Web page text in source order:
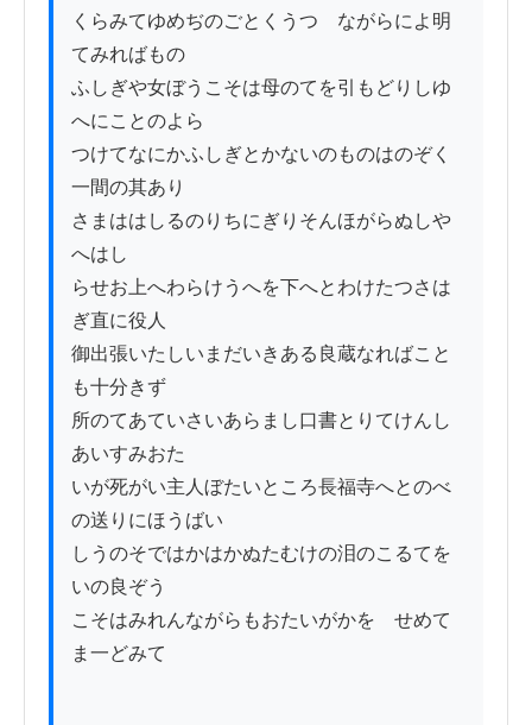
くらみてゆめぢのごとくうつゝながらによ明
てみればものゝ
ふしぎや女ぼうこそは母のてを引もどりしゆ
へにことのよら
つけてなにかふしぎとかないのものはのぞく
一間の其あり
さまははしるのりちにぎりそんほがらぬしや
へはし
らせお上へわらけうへを下へとわけたつさは
ぎ直に役人
御出張いたしいまだいきある良蔵なればこと
も十分きず
所のてあていさいあらまし口書とりてけんし
あいすみおた
いが死がい主人ぼたいところ長福寺へとのべ
の送りにほうばい
しうのそではかはかぬたむけの泪のこるてを
いの良ぞう
こそはみれんながらもおたいがかをゝせめて
ま一どみて